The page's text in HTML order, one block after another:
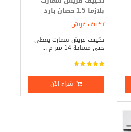
بلازما 1.5 حصان بارد
فقط
تكييف فريش
تكييف فريش سمارت يغطي
حتي مساحة 14 متر م ...
شراء الآن